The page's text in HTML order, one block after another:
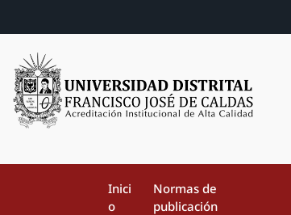
Inici
o
Normas de
publicación